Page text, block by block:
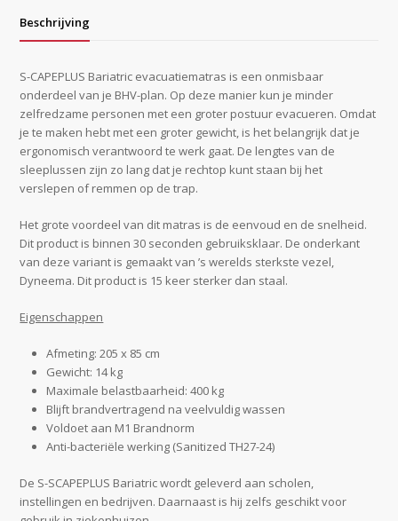
Beschrijving
S-CAPEPLUS Bariatric evacuatiematras is een onmisbaar
onderdeel van je BHV-plan. Op deze manier kun je minder
zelfredzame personen met een groter postuur evacueren. Omdat
je te maken hebt met een groter gewicht, is het belangrijk dat je
ergonomisch verantwoord te werk gaat. De lengtes van de
sleeplussen zijn zo lang dat je rechtop kunt staan bij het
verslepen of remmen op de trap.
Het grote voordeel van dit matras is de eenvoud en de snelheid.
Dit product is binnen 30 seconden gebruiksklaar. De onderkant
van deze variant is gemaakt van ’s werelds sterkste vezel,
Dyneema. Dit product is 15 keer sterker dan staal.
Eigenschappen
Afmeting: 205 x 85 cm
Gewicht: 14 kg
Maximale belastbaarheid: 400 kg
Blijft brandvertragend na veelvuldig wassen
Voldoet aan M1 Brandnorm
Anti-bacteriële werking (Sanitized TH27-24)
De S-SCAPEPLUS Bariatric wordt geleverd aan scholen,
instellingen en bedrijven. Daarnaast is hij zelfs geschikt voor